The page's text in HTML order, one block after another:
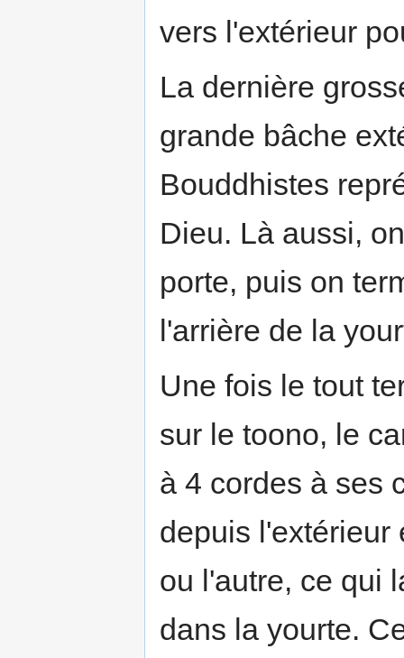
vers l'extérieur
La dernière
grande bâche
Bouddhistes
Dieu. Là aussi,
porte, puis on
l'arrière de la
Une fois le tout
sur le toono, le
à 4 cordes à ses
depuis l'extérieur
ou l'autre, ce qui
dans la yourte.